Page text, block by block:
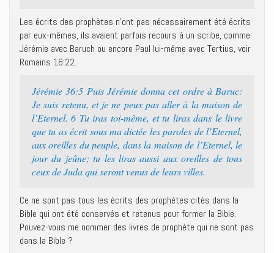
Les écrits des prophètes n’ont pas nécessairement été écrits
par eux-mêmes, ils avaient parfois recours à un scribe, comme
Jérémie avec Baruch ou encore Paul lui-même avec Tertius, voir
Romains 16:22.
Jérémie 36:5 Puis Jérémie donna cet ordre à Baruc:
Je suis retenu, et je ne peux pas aller à la maison de
l’Eternel. 6 Tu iras toi-même, et tu liras dans le livre
que tu as écrit sous ma dictée les paroles de l’Eternel,
aux oreilles du peuple, dans la maison de l’Eternel, le
jour du jeûne; tu les liras aussi aux oreilles de tous
ceux de Juda qui seront venus de leurs villes.
Ce ne sont pas tous les écrits des prophètes cités dans la
Bible qui ont été conservés et retenus pour former la Bible.
Pouvez-vous me nommer des livres de prophète qui ne sont pas
dans la Bible ?